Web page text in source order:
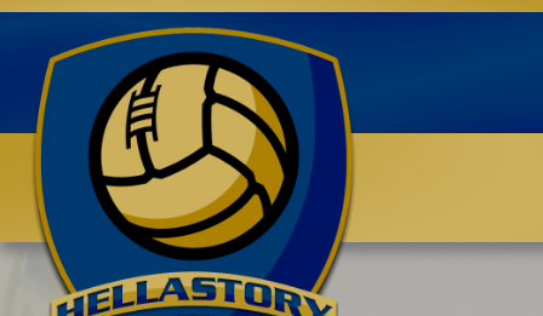
Benvenuti su HELLASTORY.net